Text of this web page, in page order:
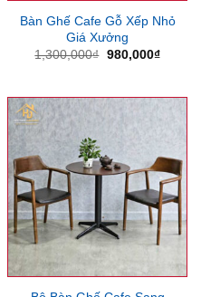
Bàn Ghế Cafe Gỗ Xếp Nhỏ
Giá Xưởng
1,300,000₫ Giá
980,000₫Giá